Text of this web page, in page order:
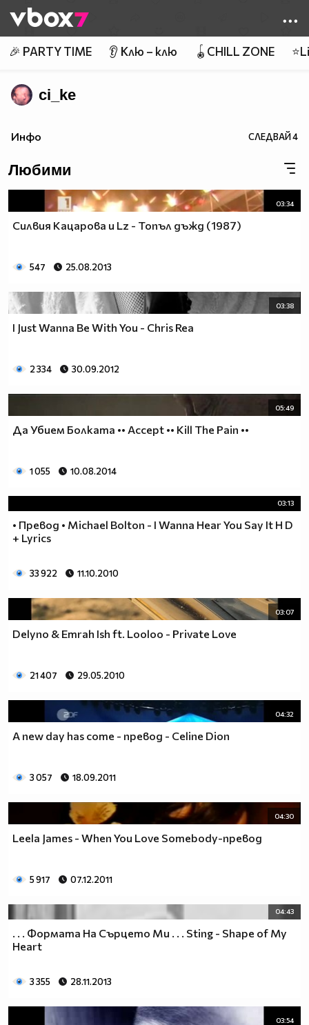
👾
🎉 PARTY TIME 👂 Клю – клю 🪀CHILL ZONE
ci_ke
Инфо СЛЕДВАЙ4
Любими
03:34
Силвия Кацарова и Lz - Топъл дъжд (1987)
547 25.08.2013
03:38
I Just Wanna Be With You - Chris Rea
2 334 30.09.2012
05:49
Да Убием Болката •• Accept •• Kill The Pain ••
1 055 10.08.2014
03:13
• Превод • Michael Bolton - I Wanna Hear You Say It H D
+ Lyrics
33 922 11.10.2010
03:07
Delyno & Emrah Ish ft. Looloo - Private Love
21 407 29.05.2010
04:32
A new day has come - превод - Celine Dion
3 057 18.09.2011
04:30
Leela James - When You Love Somebody-превод
5 917 07.12.2011
04:43
. . . Формата На Сърцето Ми . . . Sting - Shape of My
Heart
3 355 28.11.2013
03:54